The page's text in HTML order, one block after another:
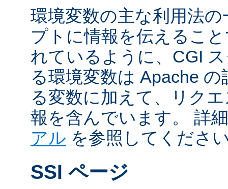
環境変数の主な利用法
プトに情報を伝えるこ
れているように、CGI
る環境変数は Apache
る変数に加えて、リク
報を含んでいます。 詳
アル を参照してくださ
SSI ページ